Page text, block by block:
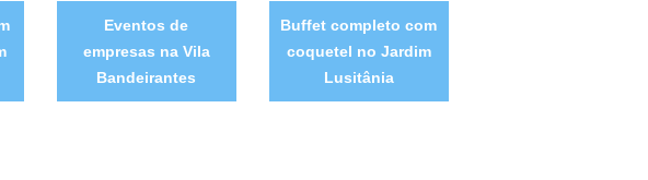
Eventos de
empresas na Vila
Bandeirantes
Buffet completo com
coquetel no Jardim
Lusitânia